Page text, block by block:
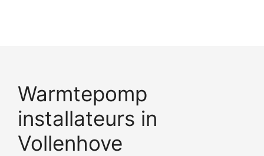
Warmtepomp
installateurs in
Vollenhove